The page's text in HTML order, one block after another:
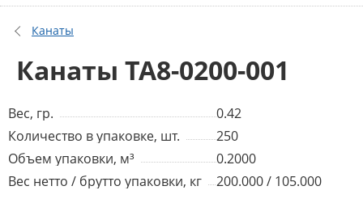
Канаты
Канаты TA8-0200-001
Вес, гр.
0.42
Количество в упаковке, шт.
250
Объем упаковки, м³
0.2000
Вес нетто / брутто упаковки, кг
200.000 / 105.000